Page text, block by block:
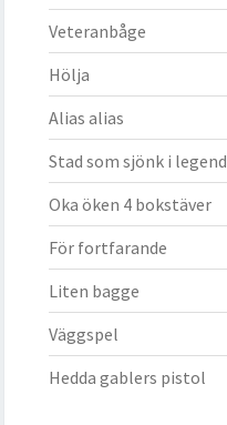
Veteranbåge
Hölja
Alias alias
Stad som sjönk i legend
Oka öken 4 bokstäver
För fortfarande
Liten bagge
Väggspel
Hedda gablers pistol